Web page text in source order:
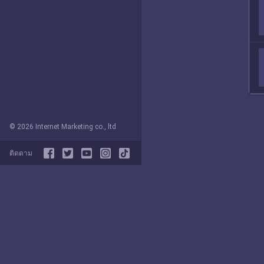
© 2026 Internet Marketing co., ltd
ติดตาม